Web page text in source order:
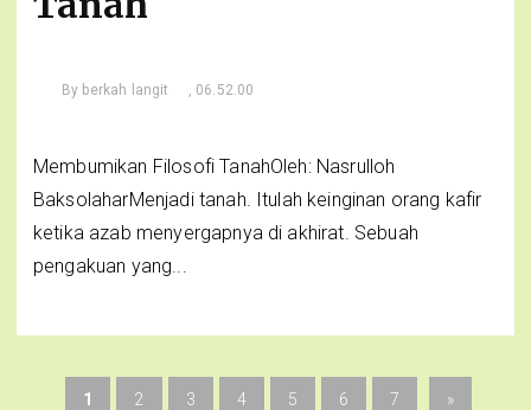
By berkah langit , 06.52.00
Membumikan Filosofi TanahOleh: Nasrulloh
BaksolaharMenjadi tanah. Itulah keinginan orang kafir
ketika azab menyergapnya di akhirat. Sebuah
pengakuan yang...
1 2 3 4 5 6 7 »